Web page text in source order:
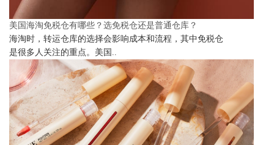
美国海淘免税仓有哪些？选免税仓还是普通仓库？
海淘时，转运仓库的选择会影响成本和流程，其中免税仓
是很多人关注的重点。美国..